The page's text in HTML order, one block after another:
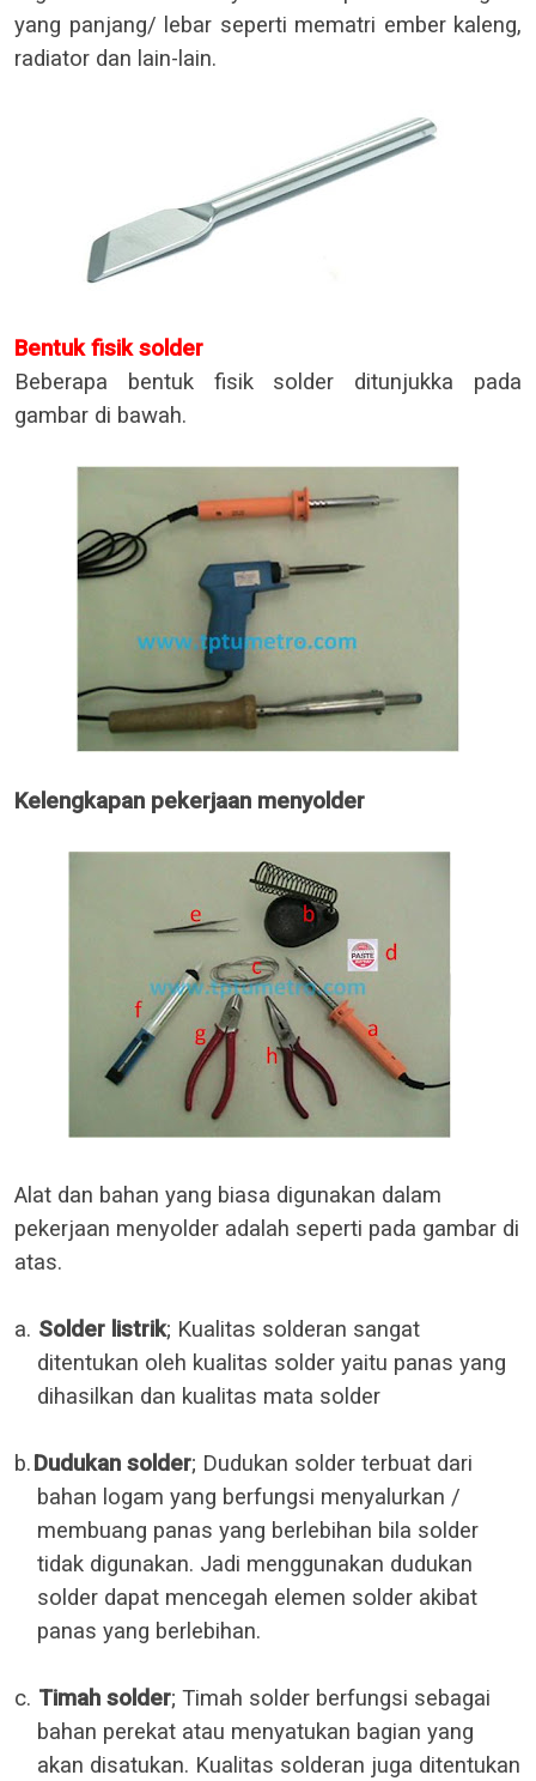
yang panjang/ lebar seperti mematri ember kaleng,
radiator dan lain-lain.
Bentuk fisik solder
Beberapa bentuk fisik solder ditunjukka pada
gambar di bawah.
Kelengkapan pekerjaan menyolder
Alat dan bahan yang biasa digunakan dalam
pekerjaan menyolder adalah seperti pada gambar di
atas.
a. Solder listrik; Kualitas solderan sangat
ditentukan oleh kualitas solder yaitu panas yang
dihasilkan dan kualitas mata solder
b.Dudukan solder; Dudukan solder terbuat dari
bahan logam yang berfungsi menyalurkan /
membuang panas yang berlebihan bila solder
tidak digunakan. Jadi menggunakan dudukan
solder dapat mencegah elemen solder akibat
panas yang berlebihan.
c. Timah solder; Timah solder berfungsi sebagai
bahan perekat atau menyatukan bagian yang
akan disatukan. Kualitas solderan juga ditentukan